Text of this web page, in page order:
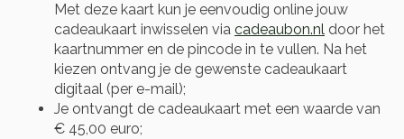
Met deze kaart kun je eenvoudig online jouw
cadeaukaart inwisselen via cadeaubon.nl door het
kaartnummer en de pincode in te vullen. Na het
kiezen ontvang je de gewenste cadeaukaart
digitaal (per e-mail);
Je ontvangt de cadeaukaart met een waarde van
€ 45,00 euro;